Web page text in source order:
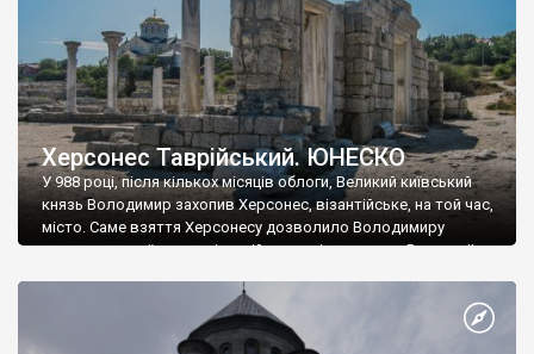
Херсонес Таврійський. ЮНЕСКО
У 988 році, після кількох місяців облоги, Великий київський
князь Володимир захопив Херсонес, візантійське, на той час,
місто. Саме взяття Херсонесу дозволило Володимиру
диктувати свої умови візантійському імператору Василю ІІ, та
Херсонесі Володимир-язичник, став Василем-християнином.
А потім було Хрещення Русі. На честь Херсонесу Таврійського